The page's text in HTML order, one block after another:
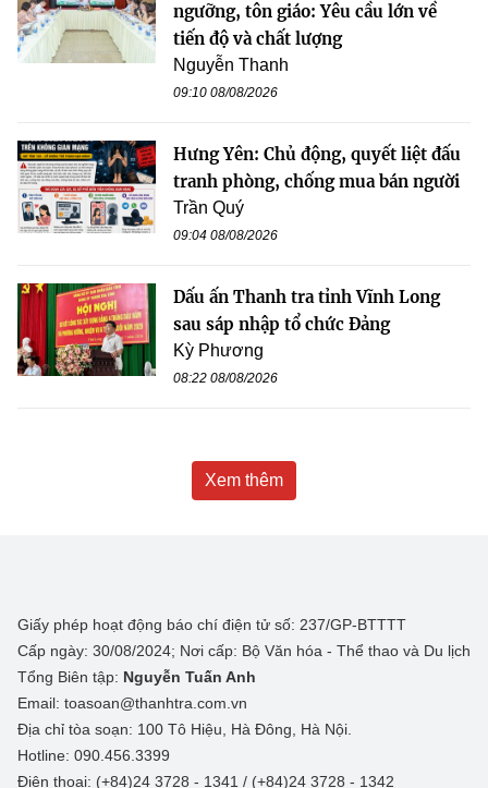
ngưỡng, tôn giáo: Yêu cầu lớn về
tiến độ và chất lượng
Nguyễn Thanh
09:10 08/08/2026
Hưng Yên: Chủ động, quyết liệt đấu
tranh phòng, chống mua bán người
Trần Quý
09:04 08/08/2026
Dấu ấn Thanh tra tỉnh Vĩnh Long
sau sáp nhập tổ chức Đảng
Kỳ Phương
08:22 08/08/2026
Xem thêm
Giấy phép hoạt động báo chí điện tử số: 237/GP-BTTTT
Cấp ngày: 30/08/2024; Nơi cấp: Bộ Văn hóa - Thể thao và Du lịch
Tổng Biên tập: Nguyễn Tuấn Anh
Email: toasoan@thanhtra.com.vn
Địa chỉ tòa soạn: 100 Tô Hiệu, Hà Đông, Hà Nội.
Hotline: 090.456.3399
Điện thoại: (+84)24 3728 - 1341 / (+84)24 3728 - 1342